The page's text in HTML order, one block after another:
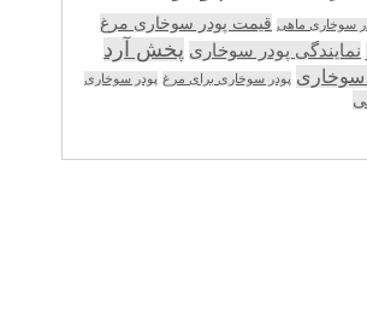
سوخاری ماهی قیمت پودر سوخاری مرغ
نمایندگی پودر سوخاری پخش آرد
سوخاری پودر سوخاری برای مرغ پودر سوخاری